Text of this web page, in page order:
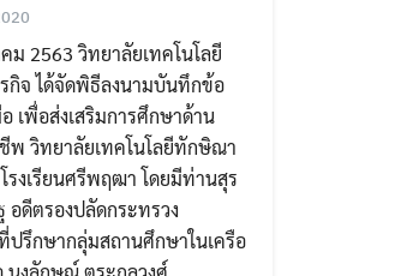
ม 2563 วิทยาลัยเทคโนโลยี
กิจ ได้จัดพิธีลงนามบันทึกข้อ
เพื่อส่งเสริมการศึกษาด้าน
พ วิทยาลัยเทคโนโลยีทักษิณา
รงเรียนศรีพฤฒา โดยมีท่านสุร
อดีตรองปลัดกระทรวง
ปรึกษากลุ่มสถานศึกษาในเครือ